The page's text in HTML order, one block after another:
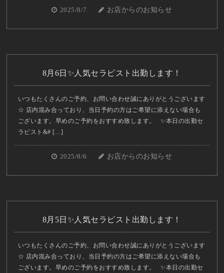
2025/8/7 お店からのお知らせ
8月6日✨人気セラピスト出勤します！
いつもたくさんのご予約、お問い合わせ誠にありがとうございます
☆ 店内混み合っており、当日予約の方はご希望に添えない場合も
ございます。早めのご予約をおすすめ致します。 ✨本日の出勤セ
ラピスト&# […]
2025/8/6 お店からのお知らせ
8月5日✨人気セラピスト出勤します！
いつもたくさんのご予約、お問い合わせ誠にありがとうございます
☆ 店内混み合っており、当日予約の方はご希望に添えない場合も
ございます。早めのご予約をおすすめ致します。 ✨本日の出勤セ